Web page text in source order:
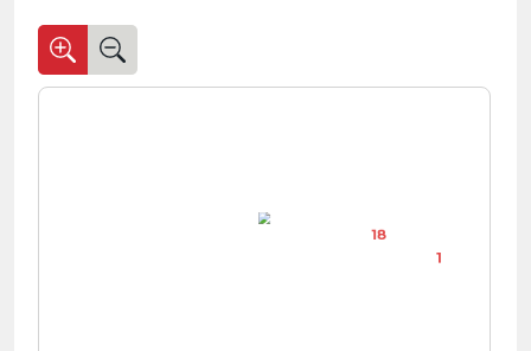
18
1